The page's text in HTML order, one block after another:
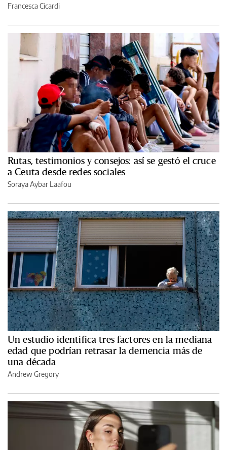
Francesca Cicardi
Rutas, testimonios y consejos: así se gestó el cruce
a Ceuta desde redes sociales
Soraya Aybar Laafou
Un estudio identifica tres factores en la mediana
edad que podrían retrasar la demencia más de
una década
Andrew Gregory